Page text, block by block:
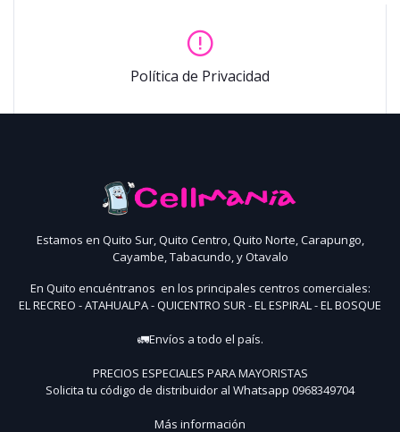
Política de Privacidad
Estamos en Quito Sur, Quito Centro, Quito Norte, Carapungo,
Cayambe, Tabacundo, y Otavalo
En Quito encuéntranos en los principales centros comerciales:
EL RECREO - ATAHUALPA - QUICENTRO SUR - EL ESPIRAL - EL BOSQUE
🚛Envíos a todo el país.
PRECIOS ESPECIALES PARA MAYORISTAS
Solicita tu código de distribuidor al Whatsapp 0968349704
Más información